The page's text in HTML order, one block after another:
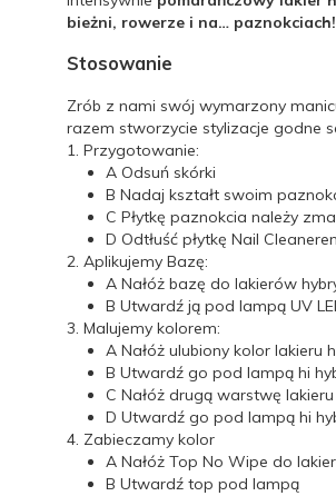
bieżni, rowerze i na… paznokciach!
Stosowanie
Zrób z nami swój wymarzony
razem stworzycie stylizacje godne
1. Przygotowanie:
A Odsuń skórki
B Nadaj kształt swoim
C Płytkę paznokcia należy
D Odtłuść płytkę Nail
2. Aplikujemy Bazę:
A Nałóż bazę do lakierów
B Utwardź ją pod lampą UV
3. Malujemy kolorem:
A Nałóż ulubiony kolor lakieru
B Utwardź go pod lampą hi
C Nałóż drugą warstwę
D Utwardź go pod lampą hi
4. Zabieczamy kolor
A Nałóż Top No Wipe do
B Utwardź top pod lampą